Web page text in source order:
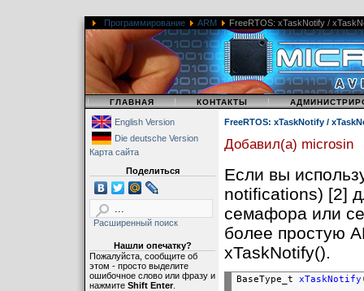
Программирование ARM FreeRTOS: xTaskNotify /
| ГЛАВНАЯ | КОНТАКТЫ |
English Version
Die deutsche Version
Карта сайта
Поделиться
Расширенный поиск
Нашли опечатку?
Пожалуйста, сообщите об
этом - просто выделите
ошибочное слово или фразу и
нажмите Shift Enter.
FreeRTOS: xTaskNotify /
Добавил(а) microsin
Если вы
notifications) [2]
семафора или
более простую
xTaskNotify().
BaseType_t xTaskNotify